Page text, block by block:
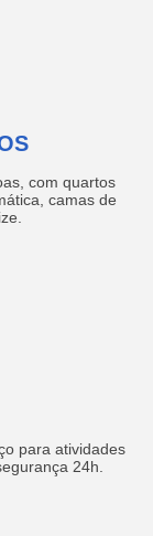
com quartos
camas de
para atividades
24h.